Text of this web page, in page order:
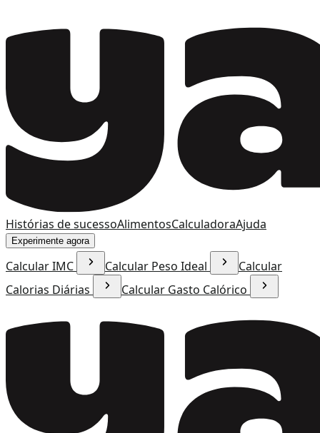
Histórias de sucessoAlimentosCalculadoraAjuda
Experimente agora
Calcular IMC Calcular Peso Ideal
Calcular
Calorias Diárias
Calcular Gasto Calórico